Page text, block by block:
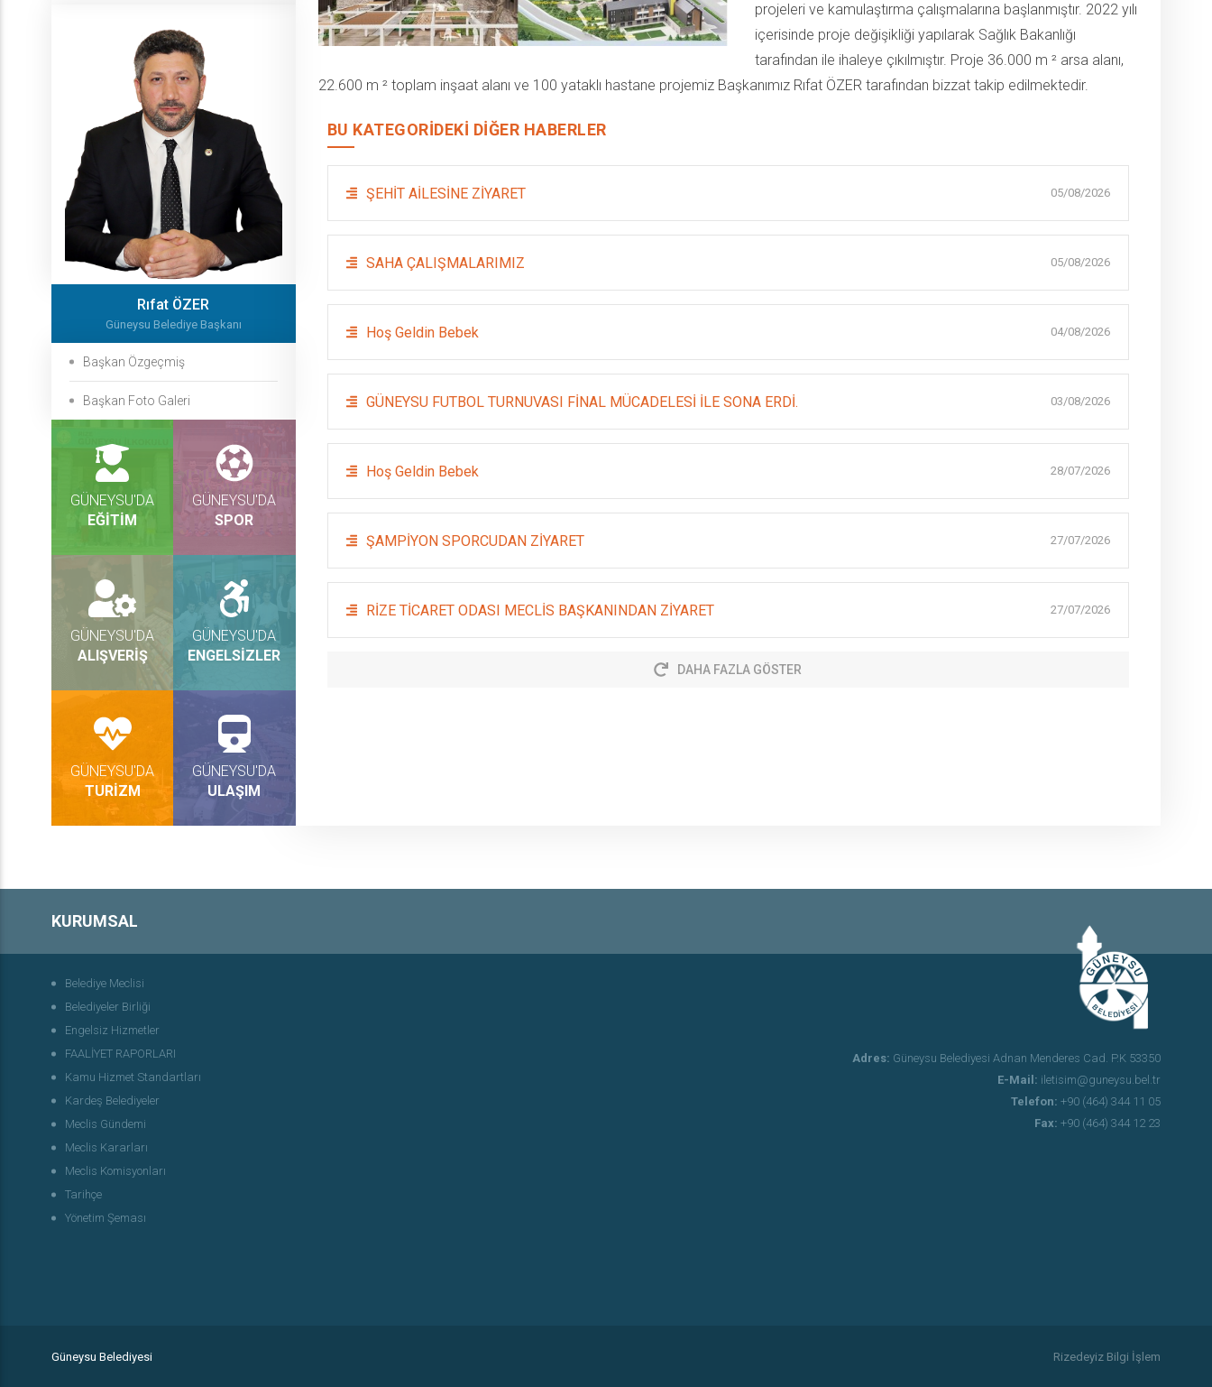
Rıfat ÖZER
Güneysu Belediye Başkanı
Başkan Özgeçmiş
Başkan Foto Galeri
GÜNEYSU'DA
EĞİTİM
GÜNEYSU'DA
SPOR
GÜNEYSU'DA
ALIŞVERİŞ
GÜNEYSU'DA
ENGELSİZLER
GÜNEYSU'DA
TURİZM
GÜNEYSU'DA
ULAŞIM
projeleri ve kamulaştırma çalışmalarına başlanmıştır. 2022 yılı
içerisinde proje değişikliği yapılarak Sağlık Bakanlığı
tarafından ile ihaleye çıkılmıştır. Proje 36.000 m ² arsa alanı,
22.600 m ² toplam inşaat alanı ve 100 yataklı hastane projemiz Başkanımız Rıfat ÖZER tarafından bizzat takip edilmektedir.
BU KATEGORIDEKI DIĞER HABERLER
ŞEHİT AİLESİNE ZİYARET 05/08/2026
SAHA ÇALIŞMALARIMIZ 05/08/2026
Hoş Geldin Bebek 04/08/2026
GÜNEYSU FUTBOL TURNUVASI FİNAL MÜCADELESİ İLE SONA ERDİ. 03/08/2026
Hoş Geldin Bebek 28/07/2026
ŞAMPİYON SPORCUDAN ZİYARET 27/07/2026
RİZE TİCARET ODASI MECLİS BAŞKANINDAN ZİYARET 27/07/2026
DAHA FAZLA GÖSTER
KURUMSAL
Belediye Meclisi
Belediyeler Birliği
Engelsiz Hizmetler
FAALİYET RAPORLARI
Kamu Hizmet Standartları
Kardeş Belediyeler
Meclis Gündemi
Meclis Kararları
Meclis Komisyonları
Tarihçe
Yönetim Şeması
Adres: Güneysu Belediyesi Adnan Menderes Cad. P.K 53350
E-Mail: iletisim@guneysu.bel.tr
Telefon: +90 (464) 344 11 05
Fax: +90 (464) 344 12 23
Güneysu Belediyesi Rizedeyiz Bilgi İşlem